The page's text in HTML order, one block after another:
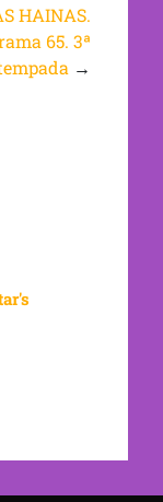
HAINAS.
65. 3ª
→